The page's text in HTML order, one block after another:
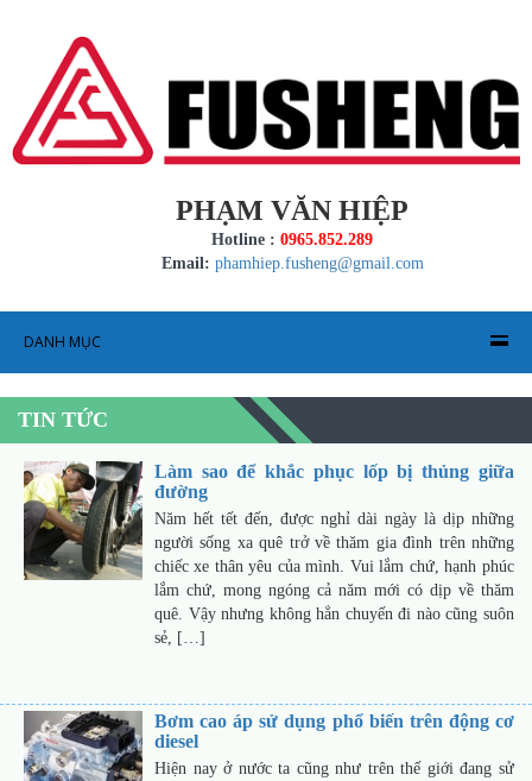
PHẠM VĂN HIỆP
Hotline : 0965.852.289
Email: phamhiep.fusheng@gmail.com
DANH MỤC
TIN TỨC
Làm sao để khắc phục lốp bị thủng giữa
đường
Năm hết tết đến, được nghỉ dài ngày là dịp những
người sống xa quê trở về thăm gia đình trên những
chiếc xe thân yêu của mình. Vui lắm chứ, hạnh phúc
lắm chứ, mong ngóng cả năm mới có dịp về thăm
quê. Vậy nhưng không hẳn chuyến đi nào cũng suôn
sẻ, […]
Bơm cao áp sử dụng phổ biến trên động cơ
diesel
Hiện nay ở nước ta cũng như trên thế giới đang sử